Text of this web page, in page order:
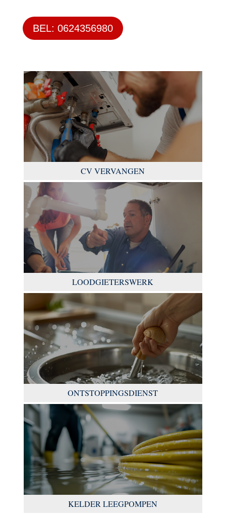
BEL: 0624356980
CV VERVANGEN
LOODGIETERSWERK
ONTSTOPPINGSDIENST
KELDER LEEGPOMPEN